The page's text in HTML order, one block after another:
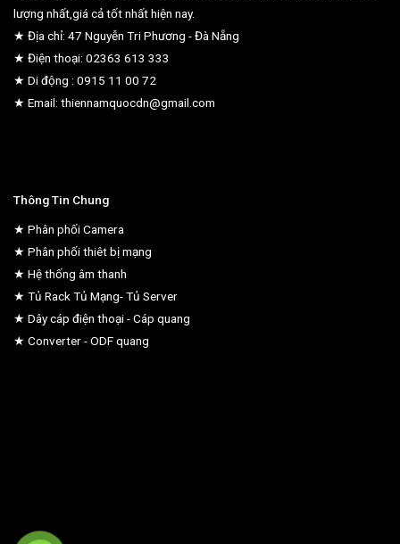
lượng nhất,giá cả tốt nhất hiện nay.
★ Địa chỉ: 47 Nguyễn Tri Phương - Đà Nẵng
★ Điện thoại: 02363 613 333
★ Di động : 0915 11 00 72
★ Email: thiennamquocdn@gmail.com
Thông Tin Chung
★ Phân phối Camera
★ Phân phối thiêt bị mạng
★ Hệ thống âm thanh
★ Tủ Rack Tủ Mạng- Tủ Server
★ Dây cáp điện thoại - Cáp quang
★ Converter - ODF quang